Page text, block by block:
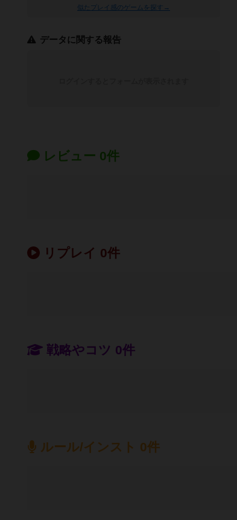
似たプレイ感のゲームを探す→
データに関する報告
レビュー 0件
リプレイ 0件
戦略やコツ 0件
ルール/インスト 0件